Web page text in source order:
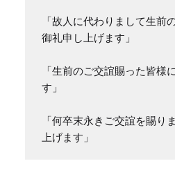
「故人に代わりまして生前
御礼申し上げます」
「生前のご交誼賜った皆様
す」
「何卒末永きご交誼を賜り
上げます」